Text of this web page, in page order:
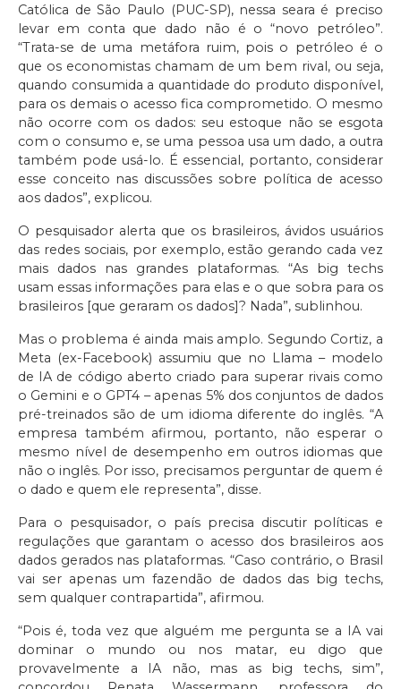
Católica de São Paulo (PUC-SP), nessa seara é preciso
levar em conta que dado não é o “novo petróleo”.
“Trata-se de uma metáfora ruim, pois o petróleo é o
que os economistas chamam de um bem rival, ou seja,
quando consumida a quantidade do produto disponível,
para os demais o acesso fica comprometido. O mesmo
não ocorre com os dados: seu estoque não se esgota
com o consumo e, se uma pessoa usa um dado, a outra
também pode usá-lo. É essencial, portanto, considerar
esse conceito nas discussões sobre política de acesso
aos dados”, explicou.
O pesquisador alerta que os brasileiros, ávidos usuários
das redes sociais, por exemplo, estão gerando cada vez
mais dados nas grandes plataformas. “As big techs
usam essas informações para elas e o que sobra para os
brasileiros [que geraram os dados]? Nada”, sublinhou.
Mas o problema é ainda mais amplo. Segundo Cortiz, a
Meta (ex-Facebook) assumiu que no Llama – modelo
de IA de código aberto criado para superar rivais como
o Gemini e o GPT4 – apenas 5% dos conjuntos de dados
pré-treinados são de um idioma diferente do inglês. “A
empresa também afirmou, portanto, não esperar o
mesmo nível de desempenho em outros idiomas que
não o inglês. Por isso, precisamos perguntar de quem é
o dado e quem ele representa”, disse.
Para o pesquisador, o país precisa discutir políticas e
regulações que garantam o acesso dos brasileiros aos
dados gerados nas plataformas. “Caso contrário, o Brasil
vai ser apenas um fazendão de dados das big techs,
sem qualquer contrapartida”, afirmou.
“Pois é, toda vez que alguém me pergunta se a IA vai
dominar o mundo ou nos matar, eu digo que
provavelmente a IA não, mas as big techs, sim”,